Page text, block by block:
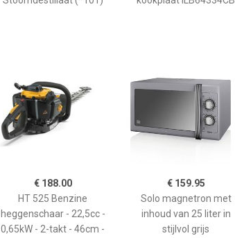
€ 188.00
HT 525 Benzine
heggenschaar - 22,5cc -
0,65kW - 2-takt - 46cm -
€ 159.95
Solo magnetron met
inhoud van 25 liter in
stijlvol grijs